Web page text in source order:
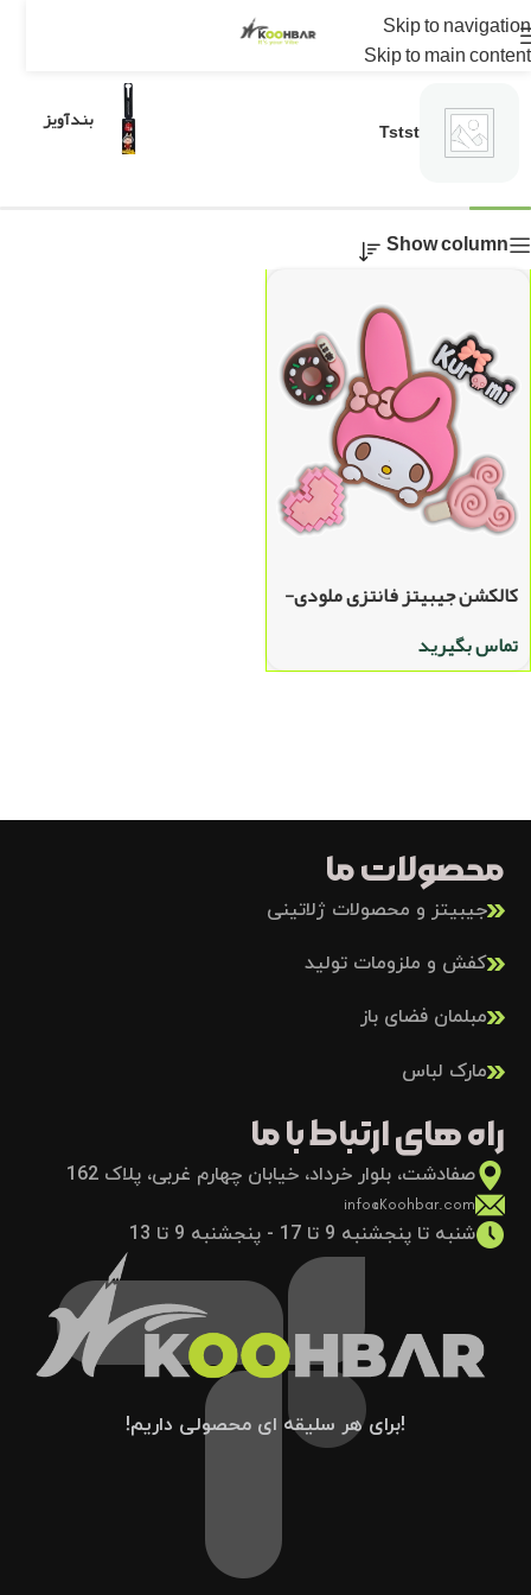
Skip to navigation
Skip to main content
خانه/محصولات برچسب خورده “جیبیتز مای ملودی”
Tstst بندآویز
Show column
کالکشن جیبیتز فانتزی ملودی-
تماس بگیرید
محصولات ما
جیبیتز و محصولات ژلاتینی
کفش و ملزومات تولید
مبلمان فضای باز
مارک لباس
راه های ارتباط با ما
صفادشت، بلوار خرداد، خیابان چهارم غربی، پلاک 162
info@Koohbar.com
شنبه تا پنجشنبه 9 تا 17 - پنجشنبه 9 تا 13
!برای هر سلیقه ای محصولی داریم!